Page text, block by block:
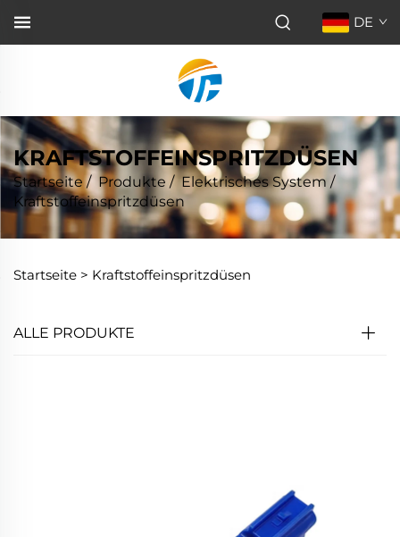
DE
KRAFTSTOFFEINSPRITZDÜSEN
Startseite / Produkte /Elektrisches System /
Kraftstoffeinspritzdüsen
Startseite > Kraftstoffeinspritzdüsen
ALLE PRODUKTE